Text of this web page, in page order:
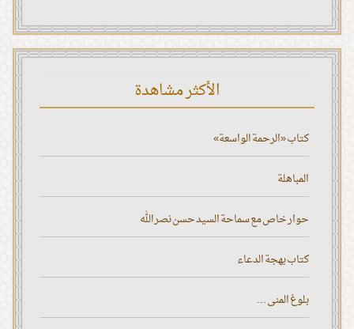
الأكثر مشاهدة
كتاب «الرحمة الواسعة»
المباهلة
حوار خاص مع سماحة السيد حسن نصر الله
كتاب بهجة الدعاء
بلوغ المنى ...